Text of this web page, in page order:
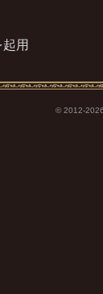
用
© 2012-